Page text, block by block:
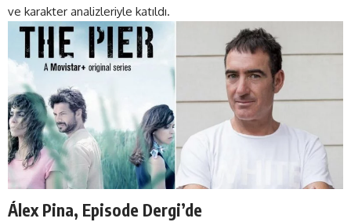
ve karakter analizleriyle katıldı.
Álex Pina, Episode Dergi’de